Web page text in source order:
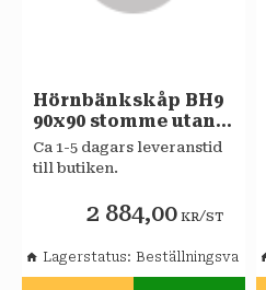
Hörnbänkskåp BH9
90x90 stomme utan
inredn Sagaköket
Ca 1-5 dagars leveranstid
till butiken.
2 884,00 KR/ST
Lagerstatus Beställningsvara